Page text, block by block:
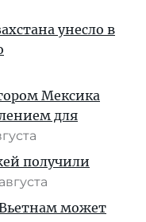
унесло в
Мексика
для
получили
может